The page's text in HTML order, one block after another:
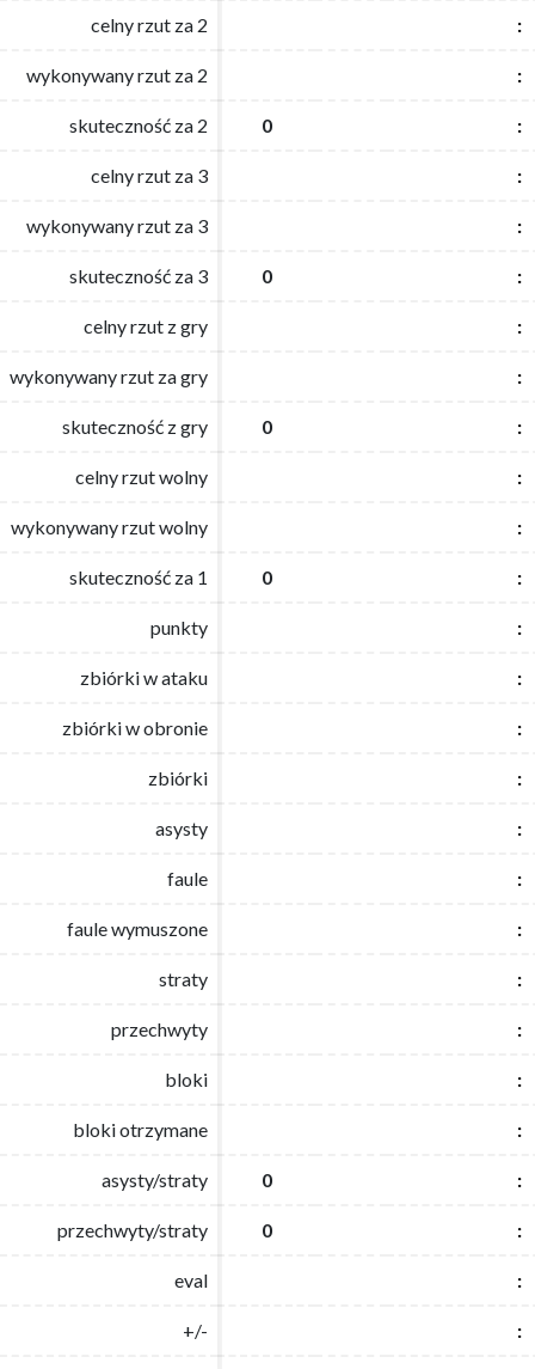
celny rzut za 2 :
wykonywany rzut za 2 :
skuteczność za 2 0 :
celny rzut za 3 :
wykonywany rzut za 3 :
skuteczność za 3 0 :
celny rzut z gry :
wykonywany rzut za gry :
skuteczność z gry 0 :
celny rzut wolny :
wykonywany rzut wolny :
skuteczność za 1 0 :
punkty :
zbiórki w ataku :
zbiórki w obronie :
zbiórki :
asysty :
faule :
faule wymuszone :
straty :
przechwyty :
bloki :
bloki otrzymane :
asysty/straty 0 :
przechwyty/straty 0 :
eval :
+/- :
celny rzut za 2 :
wykonywany rzut za 2 :
skuteczność za 2 0 :
celny rzut za 3 :
wykonywany rzut za 3 :
skuteczność za 3 0 :
celny rzut z gry :
wykonywany rzut za gry :
skuteczność z gry 0 :
celny rzut wolny :
wykonywany rzut wolny :
skuteczność za 1 0 :
punkty :
zbiórki w ataku :
zbiórki w obronie :
zbiórki :
asysty :
faule :
faule wymuszone :
straty :
przechwyty :
bloki :
bloki otrzymane :
asysty/straty 0 :
przechwyty/straty 0 :
eval :
+/- :